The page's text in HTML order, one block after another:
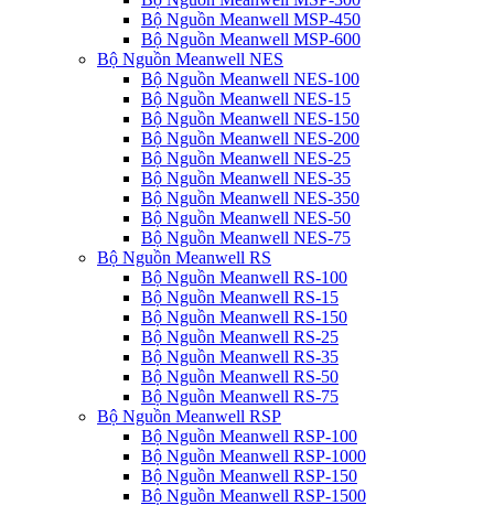
Bộ Nguồn Meanwell MSP-450
Bộ Nguồn Meanwell MSP-600
Bộ Nguồn Meanwell NES
Bộ Nguồn Meanwell NES-100
Bộ Nguồn Meanwell NES-15
Bộ Nguồn Meanwell NES-150
Bộ Nguồn Meanwell NES-200
Bộ Nguồn Meanwell NES-25
Bộ Nguồn Meanwell NES-35
Bộ Nguồn Meanwell NES-350
Bộ Nguồn Meanwell NES-50
Bộ Nguồn Meanwell NES-75
Bộ Nguồn Meanwell RS
Bộ Nguồn Meanwell RS-100
Bộ Nguồn Meanwell RS-15
Bộ Nguồn Meanwell RS-150
Bộ Nguồn Meanwell RS-25
Bộ Nguồn Meanwell RS-35
Bộ Nguồn Meanwell RS-50
Bộ Nguồn Meanwell RS-75
Bộ Nguồn Meanwell RSP
Bộ Nguồn Meanwell RSP-100
Bộ Nguồn Meanwell RSP-1000
Bộ Nguồn Meanwell RSP-150
Bộ Nguồn Meanwell RSP-1500